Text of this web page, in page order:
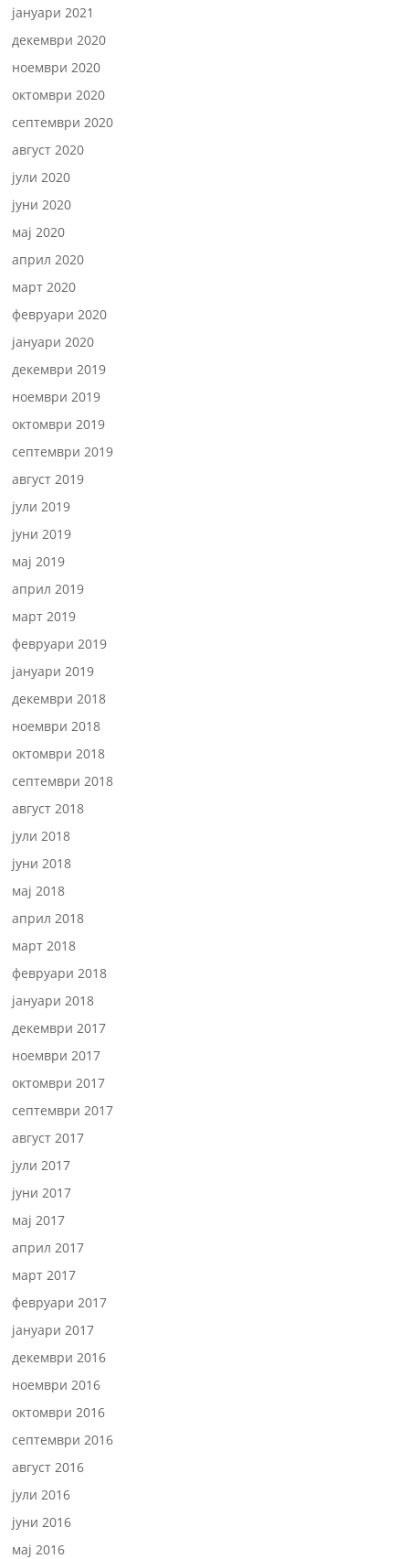
јануари 2021
декември 2020
ноември 2020
октомври 2020
септември 2020
август 2020
јули 2020
јуни 2020
мај 2020
април 2020
март 2020
февруари 2020
јануари 2020
декември 2019
ноември 2019
октомври 2019
септември 2019
август 2019
јули 2019
јуни 2019
мај 2019
април 2019
март 2019
февруари 2019
јануари 2019
декември 2018
ноември 2018
октомври 2018
септември 2018
август 2018
јули 2018
јуни 2018
мај 2018
април 2018
март 2018
февруари 2018
јануари 2018
декември 2017
ноември 2017
октомври 2017
септември 2017
август 2017
јули 2017
јуни 2017
мај 2017
април 2017
март 2017
февруари 2017
јануари 2017
декември 2016
ноември 2016
октомври 2016
септември 2016
август 2016
јули 2016
јуни 2016
мај 2016